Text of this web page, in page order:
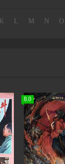
K L M N O
8.0